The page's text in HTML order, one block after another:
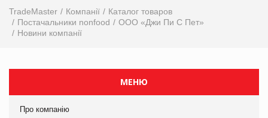
TradeMaster Компанії
Каталог товаров
Постачальники nonfood
ООО «Джи Пи С Пет»
Новини компанії
МЕНЮ
Про компанію